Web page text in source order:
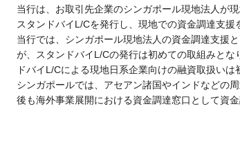
当行は、お取引先企業のシンガポール現地法人が
スタンドバイL/Cを発行し、現地での資金調達支援
当行では、シンガポール現地法人の資金調達支援
が、スタンドバイL/Cの発行は初めての取組みと
ドバイL/Cによる現地日系企業向けの融資取扱いは
シンガポールでは、アセアン諸国やインドなどの
後も海外事業展開における資金調達窓口として資